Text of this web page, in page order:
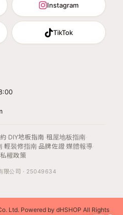
Instagram
TikTok
·DIY地板指南 ·租屋地板指南·
·輕裝修指南·品牌佐證·媒體報導·
權政策
限公司 · 25049634
Ltd. Powered by dHSHOP All Rights